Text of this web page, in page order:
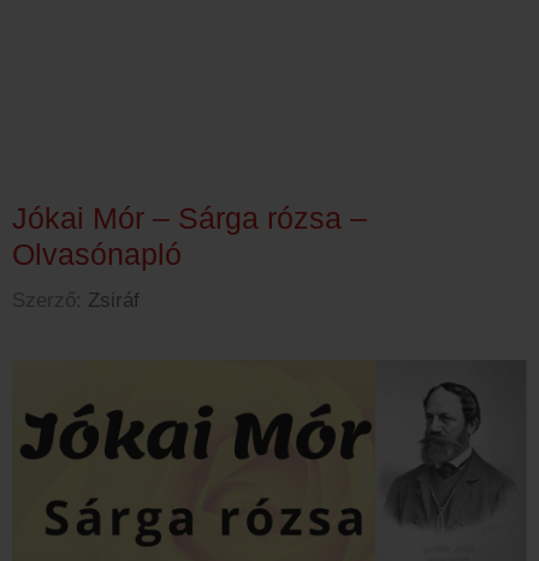
Jókai Mór – Sárga rózsa –
Olvasónapló
Szerző: Zsiráf